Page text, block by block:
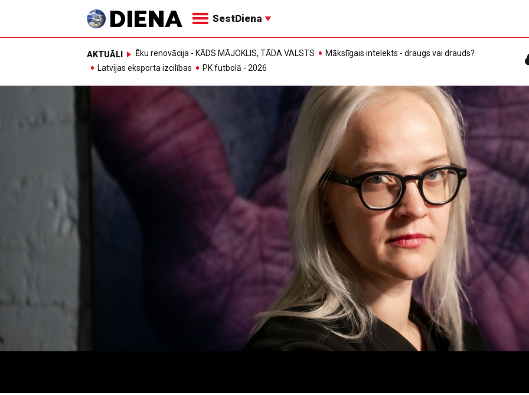
SestDiena
AKTUĀLI Ēku renovācija - KĀDS MĀJOKLIS, TĀDA VALSTS
Mākslīgais intelekts - draugs vai drauds?
Latvijas eksporta izcilības
PK futbolā - 2026